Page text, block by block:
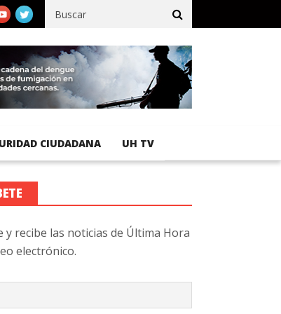
92 % de avance en obras de terracería
CIUDADANA UH TV
y recibe las noticias de Última Hora
electrónico.